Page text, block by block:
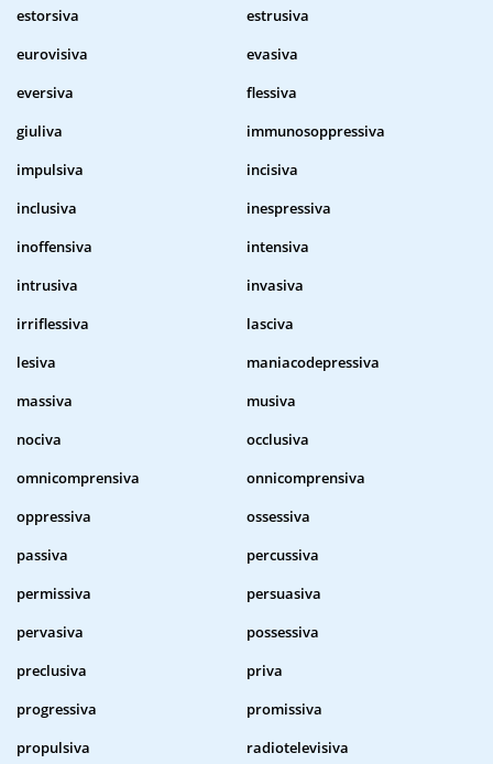
estorsiva
estrusiva
eurovisiva
evasiva
eversiva
flessiva
giuliva
immunosoppressiva
impulsiva
incisiva
inclusiva
inespressiva
inoffensiva
intensiva
intrusiva
invasiva
irriflessiva
lasciva
lesiva
maniacodepressiva
massiva
musiva
nociva
occlusiva
omnicomprensiva
onnicomprensiva
oppressiva
ossessiva
passiva
percussiva
permissiva
persuasiva
pervasiva
possessiva
preclusiva
priva
progressiva
promissiva
propulsiva
radiotelevisiva